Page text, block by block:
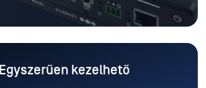
Egyszerűen kezelhető